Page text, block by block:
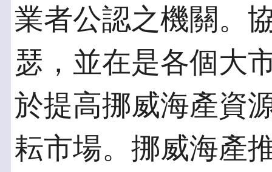
業者公認之機關。
瑟，並在是各個大
於提高挪威海產資
耘市場。挪威海產